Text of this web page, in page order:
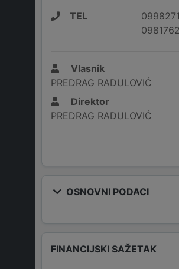
TEL
Vlasnik
PREDRAG RADULOVIĆ
Direktor
PREDRAG RADULOVIĆ
OSNOVNI PODACI
FINANCIJSKI SAŽETAK